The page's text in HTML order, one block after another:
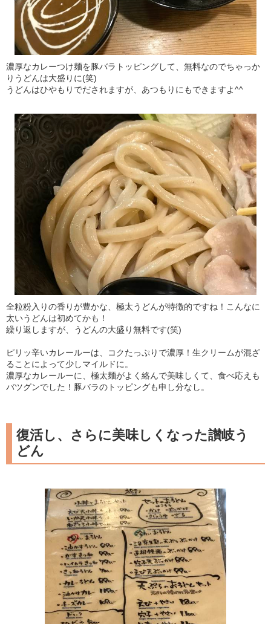
濃厚なカレーつけ麺を豚バラトッピングして、無料なのでちゃっか
りうどんは大盛りに(笑)
うどんはひやもりでだされますが、あつもりにもできますよ^^
全粒粉入りの香りが豊かな、極太うどんが特徴的ですね！こんなに
太いうどんは初めてかも！
繰り返しますが、うどんの大盛り無料です(笑)
ピリッ辛いカレールーは、コクたっぷりで濃厚！生クリームが混ざ
ることによって少しマイルドに。
濃厚なカレールーに、極太麺がよく絡んで美味しくて、食べ応えも
バツグンでした！豚バラのトッピングも申し分なし。
復活し、さらに美味しくなった讃岐う
どん